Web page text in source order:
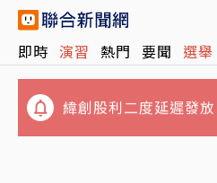
即時 演習 熱門 要聞 選舉
待封裝晶片只能枯等
緯創股利二度延遲發